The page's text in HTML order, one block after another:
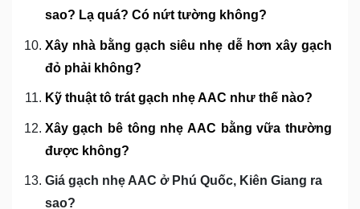
sao? Lạ quá? Có nứt tường không?
Xây nhà bằng gạch siêu nhẹ dễ hơn xây gạch
đỏ phải không?
Kỹ thuật tô trát gạch nhẹ AAC như thế nào?
Xây gạch bê tông nhẹ AAC bằng vữa thường
được không?
Giá gạch nhẹ AAC ở Phú Quốc, Kiên Giang ra
sao?